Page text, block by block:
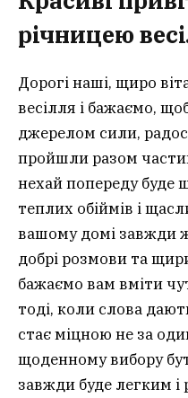
річницею
Дорогі наші, щиро
весілля і бажаємо,
джерелом сили,
пройшли разом
нехай попереду буде
теплих обіймів і
вашому домі завжди
добрі розмови та
бажаємо вам вміти
тоді, коли слова
стає міцною не за
щоденному вибору
завжди буде легким і